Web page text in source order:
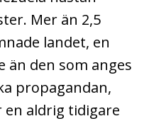
Mer än 2,5
landet, en
än den som anges
propagandan,
en aldrig tidigare